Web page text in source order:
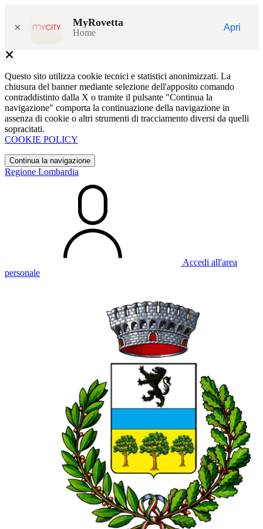
× MyRovetta
Home
Apri
Questo sito utilizza cookie tecnici e statistici anonimizzati. La
chiusura del banner mediante selezione dell'apposito comando
contraddistinto dalla X o tramite il pulsante "Continua la
navigazione" comporta la continuazione della navigazione in
assenza di cookie o altri strumenti di tracciamento diversi da quelli
sopracitati.
COOKIE POLICY
Continua la navigazione
Regione Lombardia
Accedi all'area
personale